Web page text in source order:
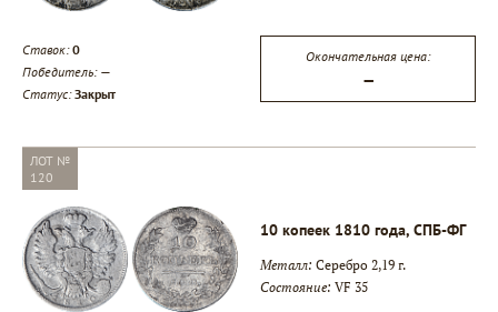
Ставок:0
Победитель: —
Статус:Закрыт
Окончательная цена:
—
ЛОТ №
120
10 копеек 1810 года, СПБ-ФГ
Металл: Серебро 2,19 г.
Состояние: VF 35